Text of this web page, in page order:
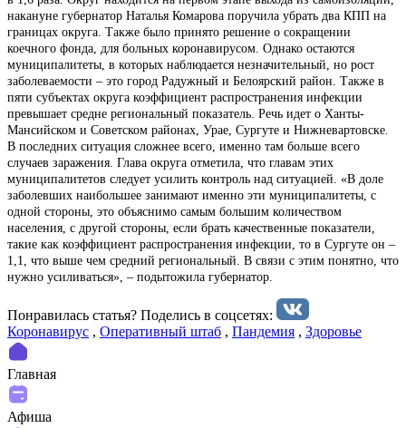
накануне губернатор Наталья Комарова поручила убрать два КПП на
границах округа. Также было принято решение о сокращении
коечного фонда, для больных коронавирусом. Однако остаются
муниципалитеты, в которых наблюдается незначительный, но рост
заболеваемости – это город Радужный и Белоярский район. Также в
пяти субъектах округа коэффициент распространения инфекции
превышает средне региональный показатель. Речь идет о Ханты-
Мансийском и Советском районах, Урае, Сургуте и Нижневартовске.
В последних ситуация сложнее всего, именно там больше всего
случаев заражения. Глава округа отметила, что главам этих
муниципалитетов следует усилить контроль над ситуацией. «В доле
заболевших наибольшее занимают именно эти муниципалитеты, с
одной стороны, это объяснимо самым большим количеством
населения, с другой стороны, если брать качественные показатели,
такие как коэффициент распространения инфекции, то в Сургуте он –
1,1, что выше чем средний региональный. В связи с этим понятно, что
нужно усиливаться», – подытожила губернатор.
Понравилась статья? Поделиcь в соцсетях:
Коронавирус , Оперативный штаб , Пандемия , Здоровье
Главная
Афиша